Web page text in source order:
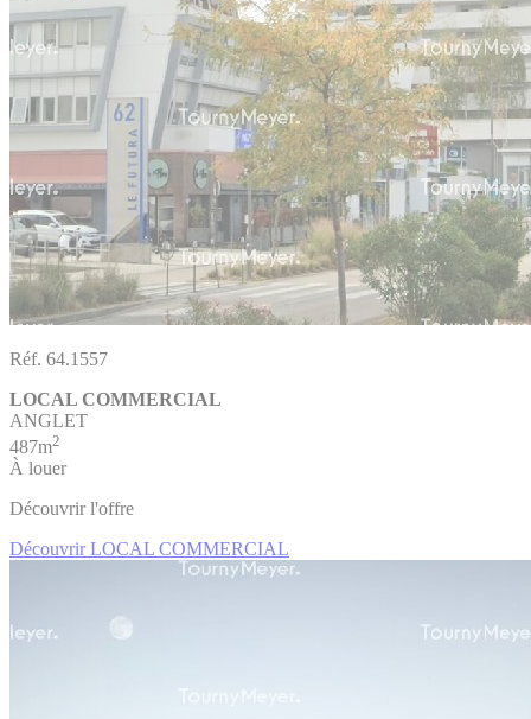
Réf. 64.1557
LOCAL COMMERCIAL
ANGLET
487m2
À louer
Découvrir l'offre
Découvrir LOCAL COMMERCIAL